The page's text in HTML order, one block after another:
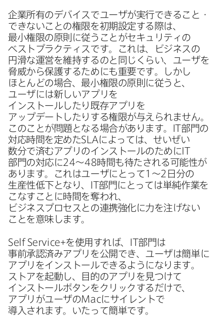
企業所有の​デバイスで​ユーザが​実行できること・
できない​ことの​権限を​初期設定する​際は、​
最小権限の​原則に​従うことが​セキュリティの​
ベストプラクティスです。​これは、​ビジネスの​
円滑な​運営を​維持するのと​同じくらい、​ユーザを​
脅威から​保護する​ためにも​重要です。​しかし​
ほとんどの​場合、​最小権限の​原則に​従うと、​
ユーザには​新しい​アプリを​
インストールしたり既存アプリを​
アップデートしたりする​権限が​与えられません。​
この​ことが​問題と​なる​場合が​あります。
IT部門の​
対応時間を​定めたSLA に​よっては、​せいぜい​
数分で​済むアプリの​インストールの​ために IT
部門の​対応に24～48時間も​待たされる​可能性が​
あります。​これは​ユーザに​とって 1 ～2 日分の​
生産性低下と​なり、
IT部門に​とっては​単純作業を​
こな​すことに​時間を​奪われ、​
ビジネスプロセスとの​連携強化に​力を​注げない​
ことを​意味します。
Self Service+を​使用すれば、 IT部門は​
事前承認済みアプリを​公開でき、​ユーザは​簡単に​
アプリを​インストールできるようになります。​
ストアを​起動し、​目的の​アプリを​見つけて​
インストールボタンを​クリックするだけで、​
アプリが​ユーザのMacに​サイレントで​
導入されます。​いたって​簡単です。